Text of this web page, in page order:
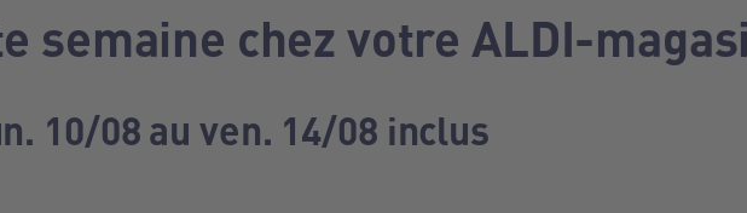
semaine chez votre ALDI-
10/08 au ven. 14/08 inclus